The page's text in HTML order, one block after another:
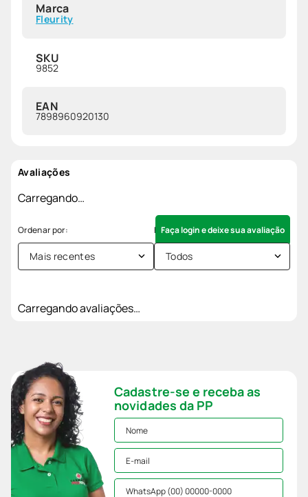
Marca
Fleurity
SKU
9852
EAN
7898960920130
Avaliações
Carregando…
Faça login e deixe sua avaliação
Mais recentes Todos
Carregando avaliações…
Cadastre-se e receba as
novidades da PP